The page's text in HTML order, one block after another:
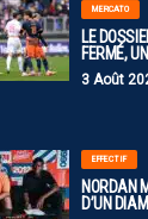
MERCATO
LE
FERMÉ,
3 Août
EFFECTIF
NORDAN
D’UN